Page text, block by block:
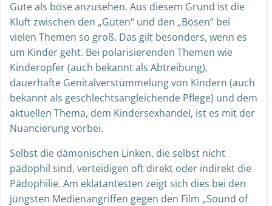
Gute als böse anzusehen. Aus diesem Grund ist die
Kluft zwischen den „Guten“ und den „Bösen“ bei
vielen Themen so groß. Das gilt besonders, wenn es
um Kinder geht. Bei polarisierenden Themen wie
Kinderopfer (auch bekannt als Abtreibung),
dauerhafte Genitalverstümmelung von Kindern (auch
bekannt als geschlechtsangleichende Pflege) und dem
aktuellen Thema, dem Kindersexhandel, ist es mit der
Nuancierung vorbei.
Selbst die dämonischen Linken, die selbst nicht
pädophil sind, verteidigen oft direkt oder indirekt die
Pädophilie. Am eklatantesten zeigt sich dies bei den
jüngsten Medienangriffen gegen den Film „Sound of